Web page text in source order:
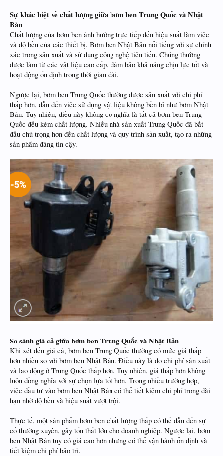
Sự khác biệt về chất lượng giữa bơm ben Trung Quốc và Nhật
Bản
Chất lượng của bơm ben ảnh hưởng trực tiếp đến hiệu suất làm việc
và độ bền của các thiết bị. Bơm ben Nhật Bản nổi tiếng với sự chính
xác trong sản xuất và sử dụng công nghệ tiên tiến. Chúng thường
được làm từ các vật liệu cao cấp, đảm bảo khả năng chịu lực tốt và
hoạt động ổn định trong thời gian dài.
Ngược lại, bơm ben Trung Quốc thường được sản xuất với chi phí
thấp hơn, dẫn đến việc sử dụng vật liệu không bền bỉ như bơm Nhật
Bản. Tuy nhiên, điều này không có nghĩa là tất cả bơm ben Trung
Quốc đều kém chất lượng. Nhiều nhà sản xuất Trung Quốc đã bắt
đầu chú trọng hơn đến chất lượng và quy trình sản xuất, tạo ra những
sản phẩm đáng tin cậy.
So sánh giá cả giữa bơm ben Trung Quốc và Nhật Bản
Khi xét đến giá cả, bơm ben Trung Quốc thường có mức giá thấp
hơn nhiều so với bơm ben Nhật Bản. Điều này là do chi phí sản xuất
và lao động ở Trung Quốc thấp hơn. Tuy nhiên, giá thấp hơn không
luôn đồng nghĩa với sự chọn lựa tốt hơn. Trong nhiều trường hợp,
việc đầu tư vào bơm ben Nhật Bản có thể tiết kiệm chi phí trong dài
hạn nhờ độ bền và hiệu suất vượt trội.
Thực tế, một sản phẩm bơm ben chất lượng thấp có thể dẫn đến sự
cố thường xuyên, gây tổn thất lớn cho doanh nghiệp. Ngược lại, bơm
ben Nhật Bản tuy có giá cao hơn nhưng có thể vận hành ổn định và
tiết kiệm chi phí bảo trì.